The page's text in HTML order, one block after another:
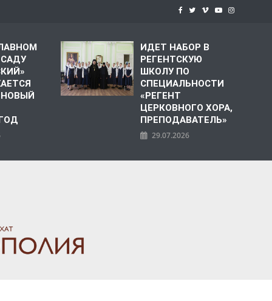
НОВЫЙ
ИДЕТ НАБОР В
РЕГЕНТСКУЮ
ШКОЛУ ПО
СПЕЦИАЛЬНОСТИ
«РЕГЕНТ
ЦЕРКОВНОГО ХОРА,
ПРЕПОДАВАТЕЛЬ»
29.07.2026